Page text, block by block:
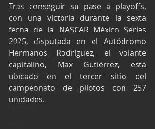
Autos Turismo
Fórmula E
Súper Copa
Industria Automotriz
Fórmula 4 (F4)
Mexicanos en el extranjero
Tras conseguir su pase a playoffs,
con una victoria durante la sexta
fecha de la NASCAR México Series
2025, disputada en el Autódromo
Hermanos Rodríguez, el volante
capitalino, Max Gutiérrez, está
ubicado en el tercer sitio del
campeonato de pilotos con 257
unidades.